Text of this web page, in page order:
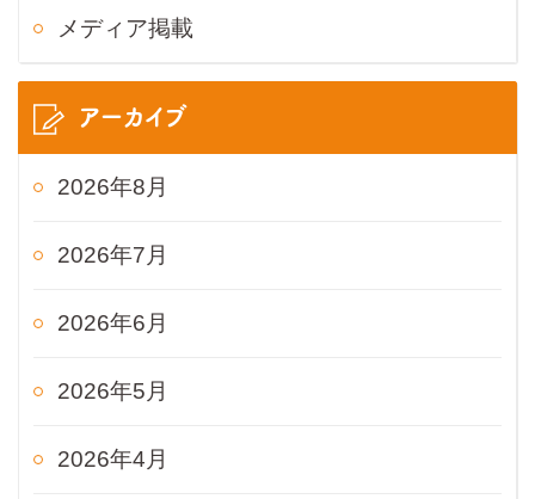
メディア掲載
アーカイブ
2026年8月
2026年7月
2026年6月
2026年5月
2026年4月